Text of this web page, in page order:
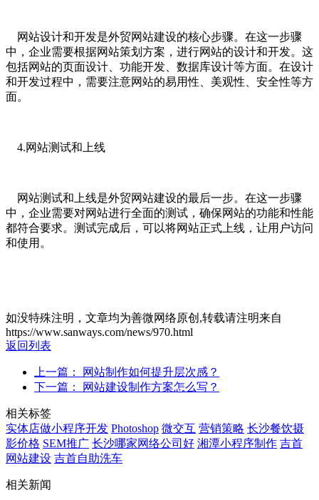
网站设计和开发是外贸网站建设的核心步骤。在这一步骤
中，企业需要根据网站策划方案，进行网站的设计和开发。这
包括网站的页面设计、功能开发、数据库设计等方面。在设计
和开发过程中，需要注意网站的易用性、美观性、安全性等方
面。
4.网站测试和上线
网站测试和上线是外贸网站建设的最后一步。在这一步骤
中，企业需要对网站进行全面的测试，确保网站的功能和性能
都符合要求。测试完成后，可以将网站正式上线，让用户访问
和使用。
如没特殊注明，文章均为善微网络原创,转载请注明来自
https://www.sanways.com/news/970.html
返回列表
上一篇： 网站制作如何提升层次感？
下一篇： 网站建设制作方案怎么写？
相关标签
实体店做小程序开发 Photoshop 微交互 营销策略 长沙餐饮摄
影价格 SEM推广 长沙哪家网络公司好 湘潭小程序制作 吉首
网站建设 吉首自助洗车
相关新闻